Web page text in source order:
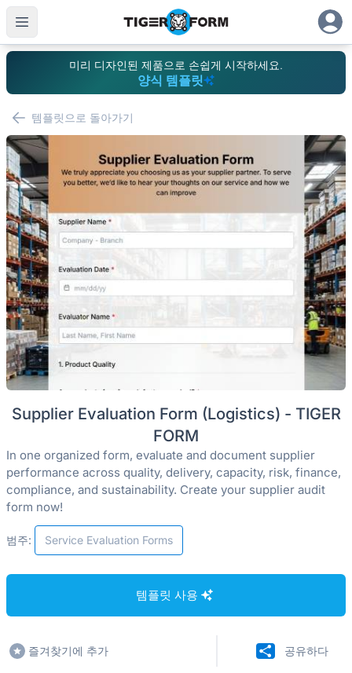
미리 디자인된 제품으로 손쉽게 시작하세요.
양식 템플릿
템플릿으로 돌아가기
Supplier Evaluation Form (Logistics) - TIGER
FORM
In one organized form, evaluate and document supplier
performance across quality, delivery, capacity, risk, finance,
compliance, and sustainability. Create your supplier audit
form now!
범주: Service Evaluation Forms
템플릿 사용
즐겨찾기에 추가 공유하다